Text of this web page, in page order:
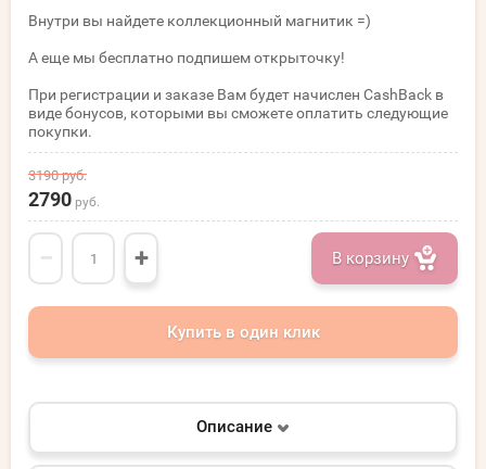
Внутри вы найдете коллекционный магнитик =)
А еще мы бесплатно подпишем открыточку!
При регистрации и заказе Вам будет начислен CashBack в
виде бонусов, которыми вы сможете оплатить следующие
покупки.
3190руб.
2790 руб.
− + В корзину
Купить в один клик
Описание